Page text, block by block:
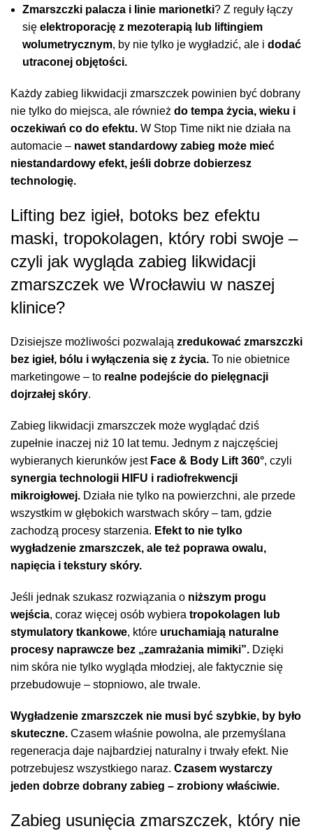
Zmarszczki palacza i linie marionetki? Z reguły łączy
się elektroporację z mezoterapią lub liftingiem
wolumetrycznym, by nie tylko je wygładzić, ale i dodać
utraconej objętości.
Każdy zabieg likwidacji zmarszczek powinien być dobrany
nie tylko do miejsca, ale również do tempa życia, wieku i
oczekiwań co do efektu. W Stop Time nikt nie działa na
automacie – nawet standardowy zabieg może mieć
niestandardowy efekt, jeśli dobrze dobierzesz
technologię.
Lifting bez igieł, botoks bez efektu
maski, tropokolagen, który robi swoje –
czyli jak wygląda zabieg likwidacji
zmarszczek we Wrocławiu w naszej
klinice?
Dzisiejsze możliwości pozwalają zredukować zmarszczki
bez igieł, bólu i wyłączenia się z życia. To nie obietnice
marketingowe – to realne podejście do pielęgnacji
dojrzałej skóry.
Zabieg likwidacji zmarszczek może wyglądać dziś
zupełnie inaczej niż 10 lat temu. Jednym z najczęściej
wybieranych kierunków jest Face & Body Lift 360°, czyli
synergia technologii HIFU i radiofrekwencji
mikroigłowej. Działa nie tylko na powierzchni, ale przede
wszystkim w głębokich warstwach skóry – tam, gdzie
zachodzą procesy starzenia. Efekt to nie tylko
wygładzenie zmarszczek, ale też poprawa owalu,
napięcia i tekstury skóry.
Jeśli jednak szukasz rozwiązania o niższym progu
wejścia, coraz więcej osób wybiera tropokolagen lub
stymulatory tkankowe, które uruchamiają naturalne
procesy naprawcze bez „zamrażania mimiki”. Dzięki
nim skóra nie tylko wygląda młodziej, ale faktycznie się
przebudowuje – stopniowo, ale trwale.
Wygładzenie zmarszczek nie musi być szybkie, by było
skuteczne. Czasem właśnie powolna, ale przemyślana
regeneracja daje najbardziej naturalny i trwały efekt. Nie
potrzebujesz wszystkiego naraz. Czasem wystarczy
jeden dobrze dobrany zabieg – zrobiony właściwie.
Zabieg usunięcia zmarszczek, który nie